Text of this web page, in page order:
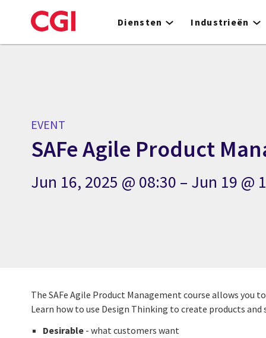
to
Diensten Industrieën
EVENT
SAFe Agile Product
Jun 16, 2025 @ 08:30 – Jun 19 @
The SAFe Agile Product Management course allows
Learn how to use Design Thinking to create products
Desirable - what customers want